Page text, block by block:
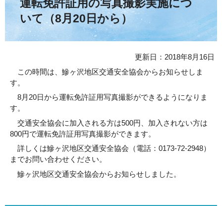
運転免許証用の写真撮影実施につ
いて（8月20日から）
更新日：2018年8月16日
この時間は、鰺ヶ沢地区交通安全協会からお知らせしま
す。
8月20日から運転免許証用写真撮影ができるようになりま
す。
交通安全協会に加入される方は500円、加入されない方は
800円で運転免許証用写真撮影ができます。
詳しくは鰺ヶ沢地区交通安全協会（電話：0173-72-2948）
までお問い合わせください。
鰺ヶ沢地区交通安全協会からお知らせしました。